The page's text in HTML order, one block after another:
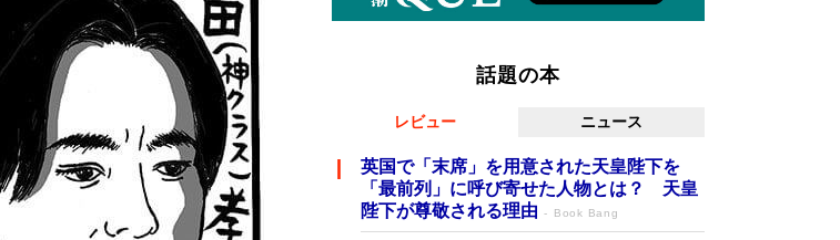
話題の本
レビュー ニュース
英国で「末席」を用意された天皇陛下を
「最前列」に呼び寄せた人物とは？ 天皇
陛下が尊敬される理由
Book Bang